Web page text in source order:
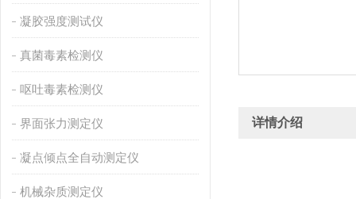
凝胶强度测试仪
真菌毒素检测仪
呕吐毒素检测仪
界面张力测定仪
凝点倾点全自动测定仪
机械杂质测定仪
详情介绍